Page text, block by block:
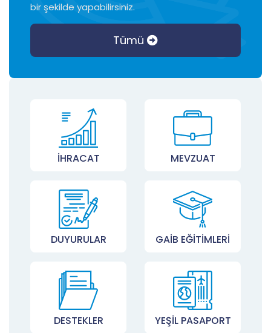
IPA III Projesi - Mevcut Durum Analizi Anketi
Maden Yönetmeliği’nde Değişiklik Yapıldı
Kayda Bağlı İhracat - Kanatlı İhracatı
bir şekilde yapabilirsiniz.
Tümü
İHRACAT MEVZUAT
DUYURULAR GAİB EĞİTİMLERİ
DESTEKLER YEŞİL PASAPORT